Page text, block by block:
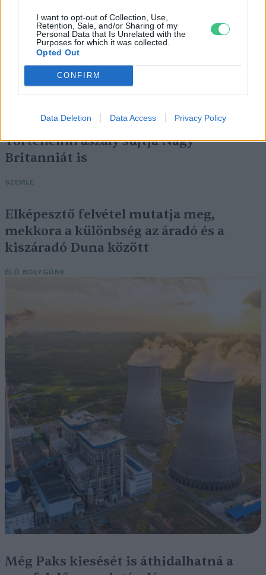
I want to opt-out of Collection, Use,
Retention, Sale, and/or Sharing of my
Personal Data that Is Unrelated with the
Purposes for which it was collected.
Opted Out
CONFIRM
Data Deletion Data Access Privacy Policy
Négy éven belül valósággá válhatnak az
elektromos repülőjáratok Európában
Történelmi aszály sújtja Nagy-
Britanniát is
SZEMLE
Elképesztő felvétel mutatja meg,
mekkora a különbség az áradó és a
kiszáradó Duna között
ÉLŐ BOLYGÓNK
Még Paks kiesését is áthidalhatná a